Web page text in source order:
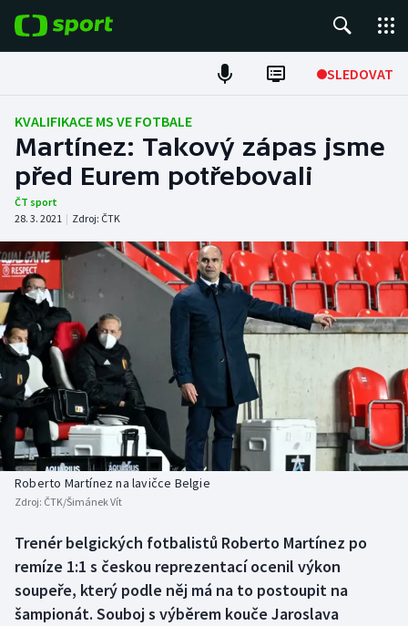
SLEDOVAT
Fotbal
Hokej
Tenis
Atletika
Cyklistika
DALŠÍ SPORTY
Americký fotbal
Baseball a softbal
Basketbal
Biatlon
Boby a skeleton
Box
NEPŘEHLÉDNĚTE
Soutěže
Historické návraty
Aplikace ČT sport
AZ kvíz
KVALIFIKACE MS VE FOTBALE
Martínez: Takový zápas jsme
před Eurem potřebovali
ČT sport
28. 3. 2021 | Zdroj: ČTK
Roberto Martínez na lavičce Belgie
Zdroj: ČTK/Šimánek Vít
Trenér belgických fotbalistů Roberto Martínez po
remíze 1:1 s českou reprezentací ocenil výkon
soupeře, který podle něj má na to postoupit na
šampionát. Souboj s výběrem kouče Jaroslava